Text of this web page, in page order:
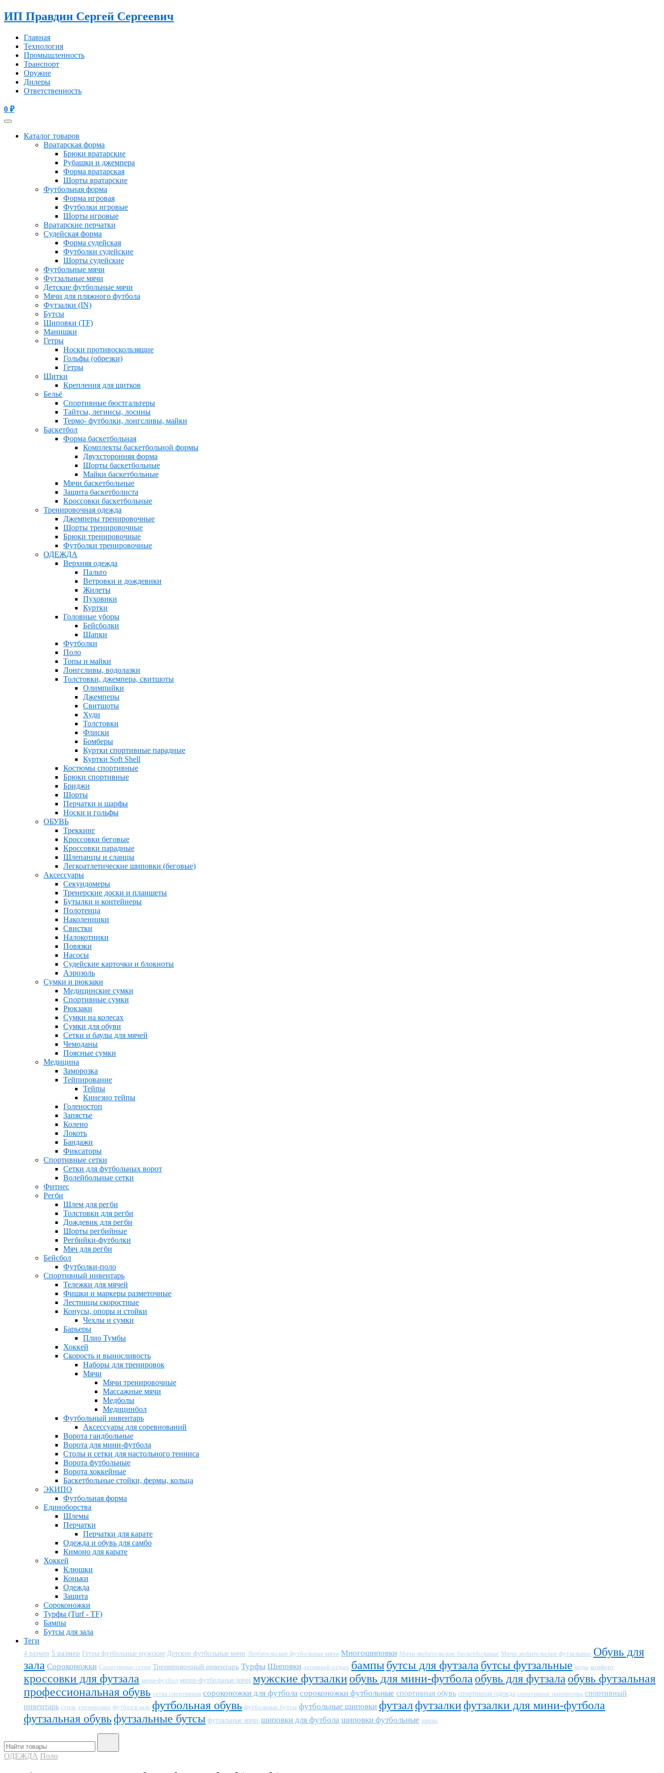
ИП Правдин Сергей Сергеевич
Главная
Технология
Промышленность
Транспорт
Оружие
Дилеры
Ответственность
0 ₽
Каталог товаров
Вратарская форма
Брюки вратарские
Рубашки и джемпера
Форма вратарская
Шорты вратарские
Футбольная форма
Форма игровая
Футболки игровые
Шорты игровые
Вратарские перчатки
Судейская форма
Форма судейская
Футболки судейские
Шорты судейские
Футбольные мячи
Футзальные мячи
Детские футбольные мячи
Мячи для пляжного футбола
Футзалки (IN)
Бутсы
Шиповки (TF)
Манишки
Гетры
Носки противоскользящие
Гольфы (обрезки)
Гетры
Щитки
Крепления для щитков
Бельё
Спортивные бюстгальтеры
Тайтсы, легинсы, лосины
Термо- футболки, лонгсливы, майки
Баскетбол
Форма баскетбольная
Комплекты баскетбольной формы
Двухсторонняя форма
Шорты баскетбольные
Майки баскетбольные
Мячи баскетбольные
Защита баскетболиста
Кроссовки баскетбольные
Тренировочная одежда
Джемперы тренировочные
Шорты тренировочные
Брюки тренировочные
Футболки тренировочные
ОДЕЖДА
Верхняя одежда
Пальто
Ветровки и дождевики
Жилеты
Пуховики
Куртки
Головные уборы
Бейсболки
Шапки
Футболки
Поло
Топы и майки
Лонгсливы, водолазки
Толстовки, джемпера, свитшоты
Олимпийки
Джемперы
Свитшоты
Худи
Толстовки
Флиски
Бомберы
Куртки спортивные парадные
Куртки Soft Shell
Костюмы спортивные
Брюки спортивные
Бриджи
Шорты
Перчатки и шарфы
Носки и гольфы
ОБУВЬ
Треккинг
Кроссовки беговые
Кроссовки парадные
Шлепанцы и сланцы
Легкоатлетические шиповки (беговые)
Аксессуары
Секундомеры
Тренерские доски и планшеты
Бутылки и контейнеры
Полотенца
Наколенники
Свистки
Налокотники
Повязки
Насосы
Судейские карточки и блокноты
Аэрозоль
Сумки и рюкзаки
Медицинские сумки
Спортивные сумки
Рюкзаки
Сумки на колесах
Сумки для обуви
Сетки и баулы для мячей
Чемоданы
Поясные сумки
Медицина
Заморозка
Тейпирование
Тейпы
Кинезио тейпы
Голеностоп
Запястье
Колено
Локоть
Бандажи
Фиксаторы
Спортивные сетки
Сетки для футбольных ворот
Волейбольные сетки
Фитнес
Регби
Шлем для регби
Толстовки для регби
Дождевик для регби
Шорты регбийные
Регбийки-футболки
Мяч для регби
Бейсбол
Футболки-поло
Спортивный инвентарь
Тележки для мячей
Фишки и маркеры разметочные
Лестницы скоростные
Конусы, опоры и стойки
Чехлы и сумки
Барьеры
Плио Тумбы
Хоккей
Скорость и выносливость
Наборы для тренировок
Мячи
Мячи тренировочные
Массажные мячи
Медболы
Медицинбол
Футбольный инвентарь
Аксессуары для соревнований
Ворота гандбольные
Ворота для мини-футбола
Столы и сетки для настольного тенниса
Ворота футбольные
Ворота хоккейные
Баскетбольные стойки, фермы, кольца
ЭКИПО
Футбольная форма
Единоборства
Шлемы
Перчатки
Перчатки для карате
Одежда и обувь для самбо
Кимоно для карате
Хоккей
Клюшки
Коньки
Одежда
Защита
Сороконожки
Турфы (Turf - TF)
Бампы
Бутсы для зала
Теги
4 размер 5 размер Гетры футбольные мужские Детские футбольные мячи Любительские футбольные мячи Многошиповки Мячи любительские баскетбольные Мячи любительские футзальные Обувь для
зала Сороконожки Спортивные сетки Тренировочный инвентарь Турфы Шиповки активный отдых бампыбутсы для футзала бутсы футзальные кеды комфорт
кроссовки для футзала мини-футбол мини-футбольные мячи мужские футзалкиобувь для мини-футбола обувь для футзала обувь футзальная
профессиональная обувь сетка спортивная сороконожки для футбола сороконожки футбольные спортивная обувь спортивная одежда спортивная экипировка спортивный
инвентарь стиль тренировки футбол в зале футбольная обувь футбольные бутсы футбольные шиповки футзалфутзалкифутзалки для мини-футбола
футзальная обувьфутзальные бутсы футзальные мячи шиповки для футбола шиповки футбольные шипы
ОДЕЖДА Поло